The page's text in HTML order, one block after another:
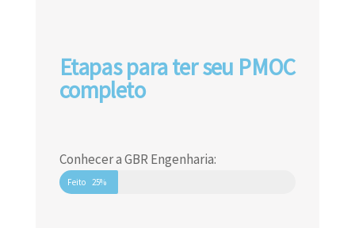
Etapas para ter seu PMOC
completo
Conhecer a GBR Engenharia:
Feito 25%